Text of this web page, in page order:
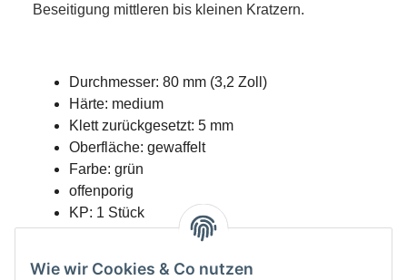
Beseitigung mittleren bis kleinen Kratzern.
Durchmesser: 80 mm (3,2 Zoll)
Härte: medium
Klett zurückgesetzt: 5 mm
Oberfläche: gewaffelt
Farbe: grün
offenporig
KP: 1 Stück
Wie wir Cookies & Co nutzen